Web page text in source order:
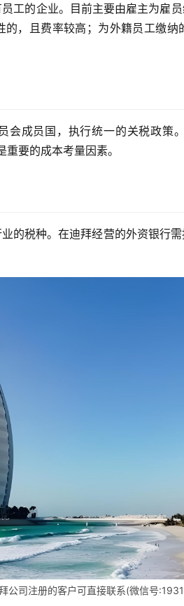
工的企业。目前主要由雇主为雇
，且费率较高；为外籍员工缴
会成员国，执行统一的关税政策。
要的成本考量因素。
的税种。在迪拜经营的外资银行
公司注册的客户可直接联系(微信号